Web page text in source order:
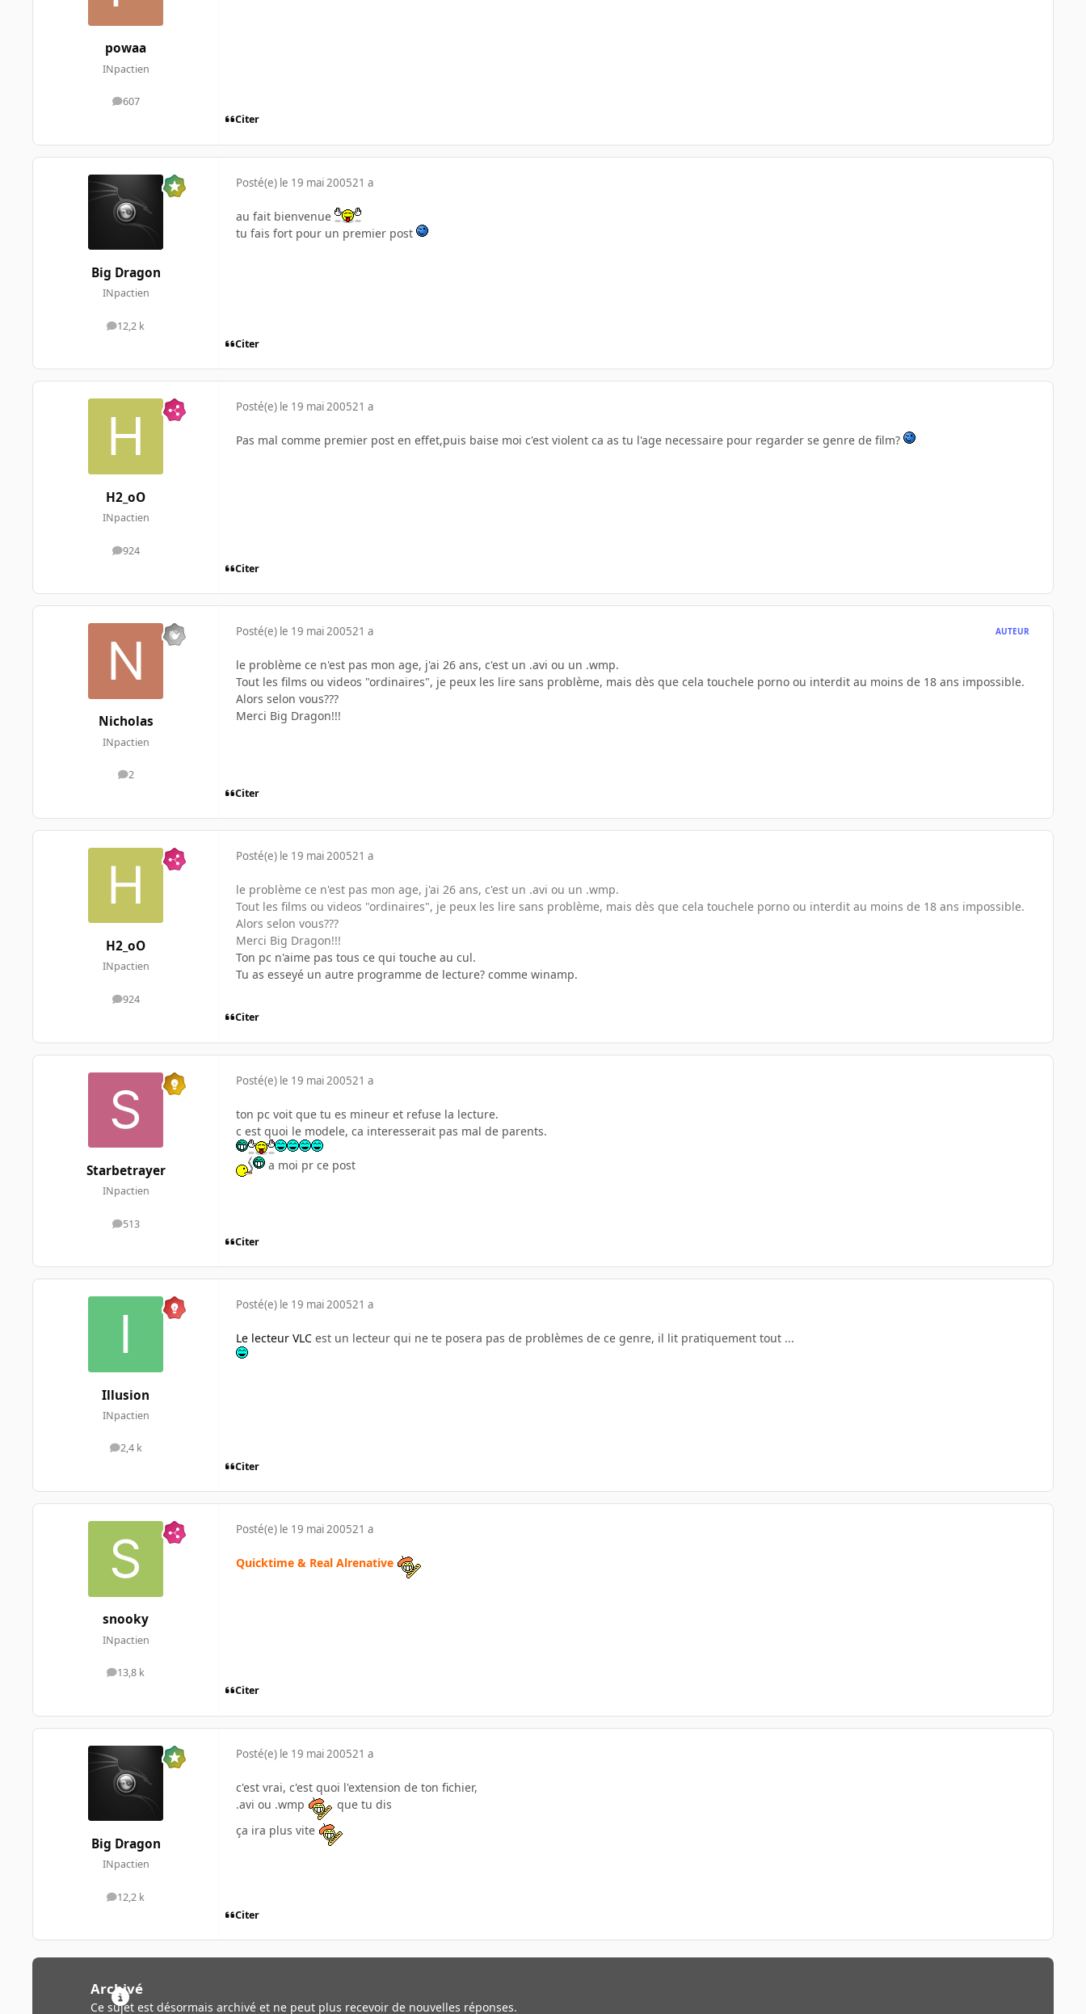
powaa
INpactien
607
messages
Citer
Big Dragon
INpactien
12,2 k
messages
Posté(e) le 19 mai 200521 a
au fait bienvenue
tu fais fort pour un premier post
Citer
H2_oO
INpactien
924
messages
Posté(e) le 19 mai 200521 a
Pas mal comme premier post en effet,puis baise moi c'est violent ca as tu l'age necessaire pour regarder se genre de film?
Citer
Nicholas
INpactien
2
messages
Posté(e) le 19 mai 200521 a AUTEUR
le problème ce n'est pas mon age, j'ai 26 ans, c'est un .avi ou un .wmp.
Tout les films ou videos "ordinaires", je peux les lire sans problème, mais dès que cela touchele porno ou interdit au moins de 18 ans impossible.
Alors selon vous???
Merci Big Dragon!!!
Citer
H2_oO
INpactien
924
messages
Posté(e) le 19 mai 200521 a
le problème ce n'est pas mon age, j'ai 26 ans, c'est un .avi ou un .wmp.
Tout les films ou videos "ordinaires", je peux les lire sans problème, mais dès que cela touchele porno ou interdit au moins de 18 ans impossible.
Alors selon vous???
Merci Big Dragon!!!
Ton pc n'aime pas tous ce qui touche au cul.
Tu as esseyé un autre programme de lecture? comme winamp.
Citer
Starbetrayer
INpactien
513
messages
Posté(e) le 19 mai 200521 a
ton pc voit que tu es mineur et refuse la lecture.
c est quoi le modele, ca interesserait pas mal de parents.
a moi pr ce post
Citer
Illusion
INpactien
2,4 k
messages
Posté(e) le 19 mai 200521 a
Le lecteur VLC est un lecteur qui ne te posera pas de problèmes de ce genre, il lit pratiquement tout ...
Citer
snooky
INpactien
13,8 k
messages
Posté(e) le 19 mai 200521 a
Quicktime & Real Alrenative
Citer
Big Dragon
INpactien
12,2 k
messages
Posté(e) le 19 mai 200521 a
c'est vrai, c'est quoi l'extension de ton fichier,
.avi ou .wmp
que tu dis
ça ira plus vite
Citer
Archivé
Ce sujet est désormais archivé et ne peut plus recevoir de nouvelles réponses.